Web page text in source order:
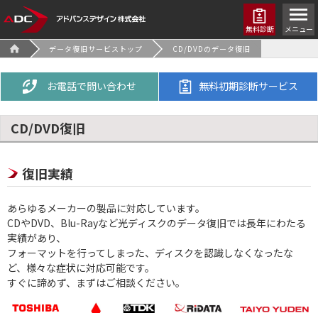
無料診断
メニュー
データ復旧サービストップ
CD/DVDのデータ復旧
お電話で問い合わせ 無料初期診断サービス
CD/DVD復旧
復旧実績
あらゆるメーカーの製品に対応しています。
CDやDVD、Blu-Rayなど光ディスクのデータ復旧では長年にわたる
実績があり、
フォーマットを行ってしまった、ディスクを認識しなくなったな
ど、様々な症状に対応可能です。
すぐに諦めず、まずはご相談ください。